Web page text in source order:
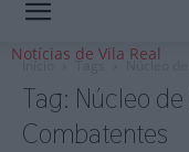
Notícias de Vila Real
Início Tags Núcleo
Tag: Núcleo
Combatentes